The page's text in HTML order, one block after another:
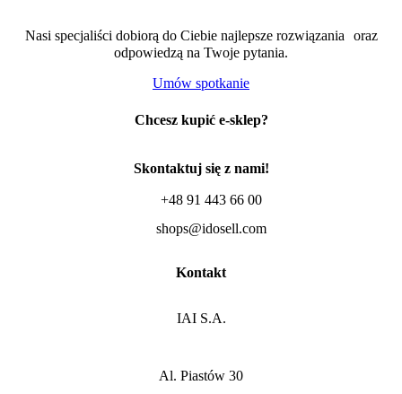
Nasi specjaliści dobiorą do Ciebie najlepsze rozwiązania oraz
odpowiedzą na Twoje pytania.
Umów spotkanie
Chcesz kupić e-sklep?
Skontaktuj się z nami!
+48 91 443 66 00
shops@idosell.com
Kontakt
IAI S.A.
Al. Piastów 30